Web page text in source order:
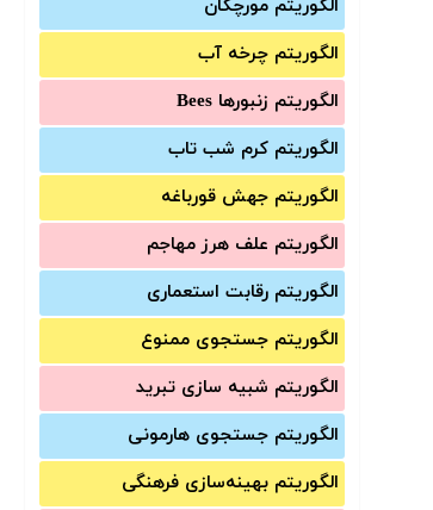
الگوریتم مورچگان
الگوریتم چرخه آب
الگوریتم زنبورها Bees
الگوریتم کرم شب تاب
الگوریتم جهش قورباغه
الگوریتم علف هرز مهاجم
الگوریتم رقابت استعماری
الگوریتم جستجوی ممنوع
الگوریتم شبیه سازی تبرید
الگوریتم جستجوی هارمونی
الگوریتم بهینه‌سازی فرهنگی